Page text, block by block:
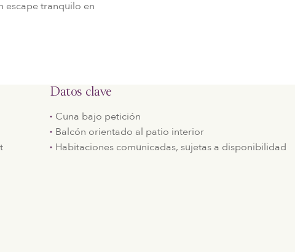
escape tranquilo en
Datos clave
Cuna bajo petición
Balcón orientado al patio interior
Habitaciones comunicadas, sujetas a disponibilidad